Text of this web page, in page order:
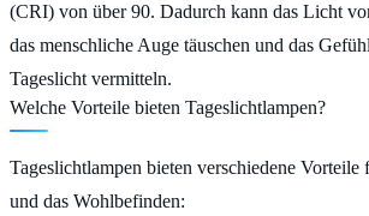
(CRI) von über 90. Dadurch kann das Licht
das menschliche Auge täuschen und das
Tageslicht vermitteln.
Welche Vorteile bieten Tageslichtlampen?
Tageslichtlampen bieten verschiedene Vorteile
und das Wohlbefinden: